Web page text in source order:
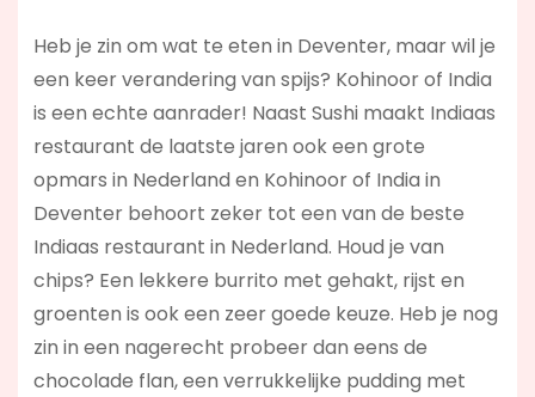
Heb je zin om wat te eten in Deventer, maar wil je
een keer verandering van spijs? Kohinoor of India
is een echte aanrader! Naast Sushi maakt Indiaas
restaurant de laatste jaren ook een grote
opmars in Nederland en Kohinoor of India in
Deventer behoort zeker tot een van de beste
Indiaas restaurant in Nederland. Houd je van
chips? Een lekkere burrito met gehakt, rijst en
groenten is ook een zeer goede keuze. Heb je nog
zin in een nagerecht probeer dan eens de
chocolade flan, een verrukkelijke pudding met